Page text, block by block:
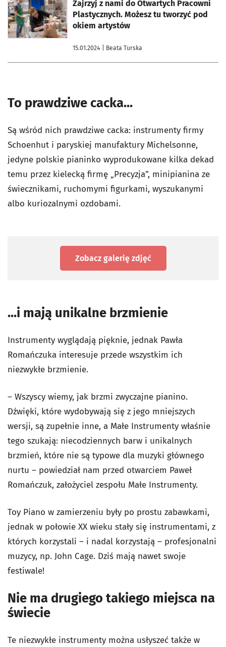
Zajrzyj z nami do Otwartych Pracowni
Plastycznych. Możesz tu tworzyć pod
okiem artystów
15.01.2024 | Beata Turska
otworzy się w nowej karcie
To prawdziwe cacka...
Są wśród nich prawdziwe cacka: instrumenty firmy
Schoenhut i paryskiej manufaktury Michelsonne,
jedyne polskie pianinko wyprodukowane kilka dekad
temu przez kielecką firmę „Precyzja”, minipianina ze
świecznikami, ruchomymi figurkami, wyszukanymi
albo kuriozalnymi ozdobami.
Zobacz galerię zdjęć
...i mają unikalne brzmienie
Instrumenty wyglądają pięknie, jednak Pawła
Romańczuka interesuje przede wszystkim ich
niezwykłe brzmienie.
– Wszyscy wiemy, jak brzmi zwyczajne pianino.
Dźwięki, które wydobywają się z jego mniejszych
wersji, są zupełnie inne, a Małe Instrumenty właśnie
tego szukają: niecodziennych barw i unikalnych
brzmień, które nie są typowe dla muzyki głównego
nurtu – powiedział nam przed otwarciem Paweł
Romańczuk, założyciel zespołu Małe Instrumenty.
Toy Piano w zamierzeniu były po prostu zabawkami,
jednak w połowie XX wieku stały się instrumentami, z
których korzystali – i nadal korzystają – profesjonalni
muzycy, np. John Cage. Dziś mają nawet swoje
festiwale!
Nie ma drugiego takiego miejsca na
świecie
Te niezwykłe instrumenty można usłyszeć także w